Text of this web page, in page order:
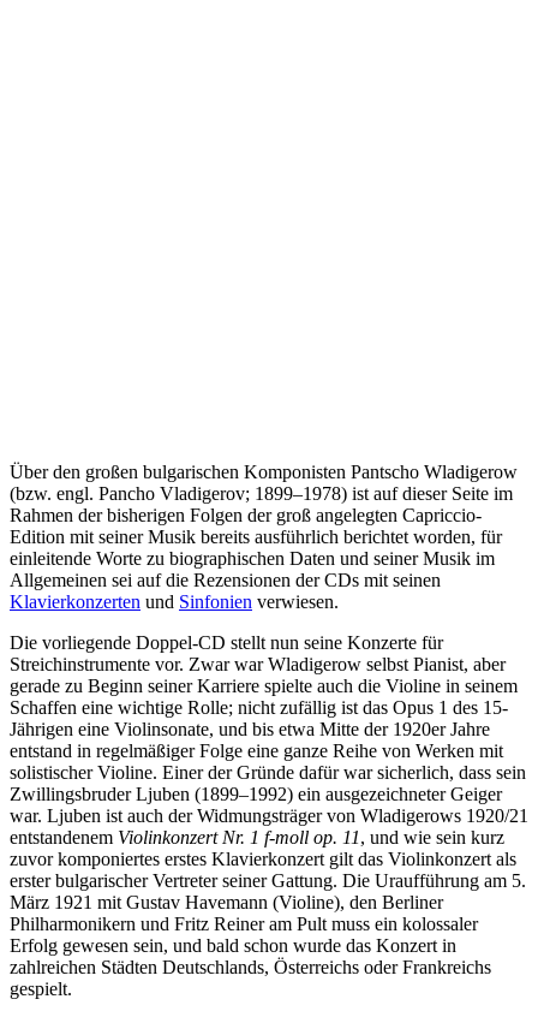
Über den großen bulgarischen Komponisten Pantscho Wladigerow
(bzw. engl. Pancho Vladigerov; 1899–1978) ist auf dieser Seite im
Rahmen der bisherigen Folgen der groß angelegten Capriccio-
Edition mit seiner Musik bereits ausführlich berichtet worden, für
einleitende Worte zu biographischen Daten und seiner Musik im
Allgemeinen sei auf die Rezensionen der CDs mit seinen
Klavierkonzerten und Sinfonien verwiesen.
Die vorliegende Doppel-CD stellt nun seine Konzerte für
Streichinstrumente vor. Zwar war Wladigerow selbst Pianist, aber
gerade zu Beginn seiner Karriere spielte auch die Violine in seinem
Schaffen eine wichtige Rolle; nicht zufällig ist das Opus 1 des 15-
Jährigen eine Violinsonate, und bis etwa Mitte der 1920er Jahre
entstand in regelmäßiger Folge eine ganze Reihe von Werken mit
solistischer Violine. Einer der Gründe dafür war sicherlich, dass sein
Zwillingsbruder Ljuben (1899–1992) ein ausgezeichneter Geiger
war. Ljuben ist auch der Widmungsträger von Wladigerows 1920/21
entstandenem Violinkonzert Nr. 1 f-moll op. 11, und wie sein kurz
zuvor komponiertes erstes Klavierkonzert gilt das Violinkonzert als
erster bulgarischer Vertreter seiner Gattung. Die Uraufführung am 5.
März 1921 mit Gustav Havemann (Violine), den Berliner
Philharmonikern und Fritz Reiner am Pult muss ein kolossaler
Erfolg gewesen sein, und bald schon wurde das Konzert in
zahlreichen Städten Deutschlands, Österreichs oder Frankreichs
gespielt.